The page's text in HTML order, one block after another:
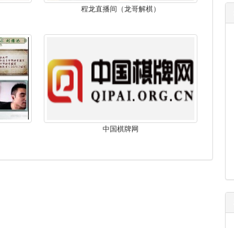
程龙直播间（龙哥解棋）
中国棋牌网